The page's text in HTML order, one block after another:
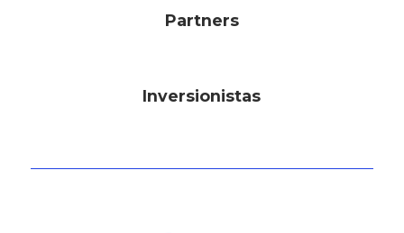
Partners
Inversionistas